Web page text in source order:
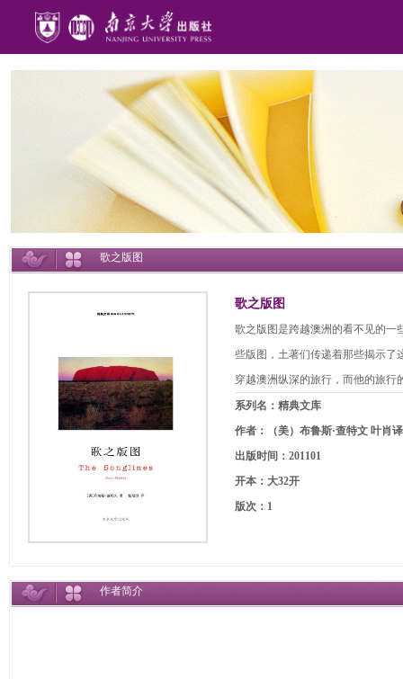
歌之版图
歌之版图
歌之版图是跨越澳洲的看不见的一
些版图，土著们传递着那些揭示了
穿越澳洲纵深的旅行，而他的旅行
系列名：精典文库
作者：（美）布鲁斯·查特文 叶肖译
出版时间：201101
开本：大32开
版次：1
作者简介